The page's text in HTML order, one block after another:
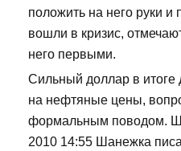
положить на него руки и
вошли в кризис,
него первыми.
Сильный доллар в итоге
на нефтяные цены,
формальным поводом.
2010 14:55 Шанежка